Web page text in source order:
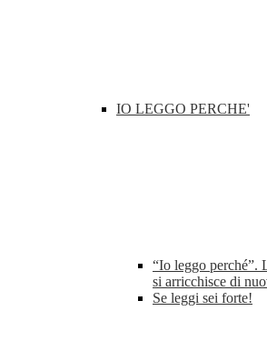
IO LEGGO PERCHE'
“Io leggo perché”.
si arricchisce di
Se leggi sei forte!